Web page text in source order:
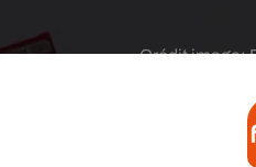
Crédit image: